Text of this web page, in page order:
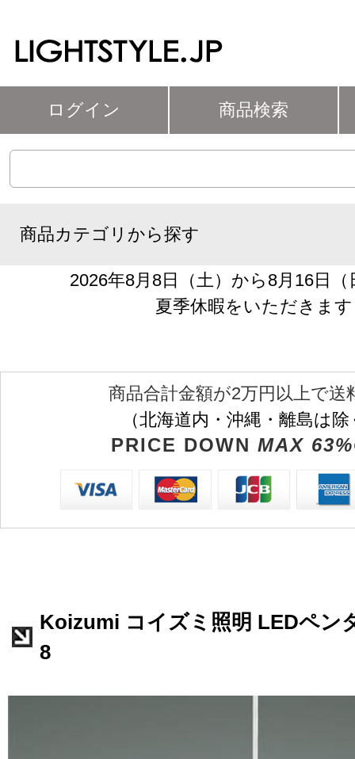
ログイン 商品検索
商品カテゴリから探す
2026年8月8日（土）から8月16日
夏季休暇をいただきます
商品合計金額が2万円以上で送
（北海道内・沖縄・離島は
PRICE DOWN MAX
Koizumi コイズミ照明 LEDペン
8